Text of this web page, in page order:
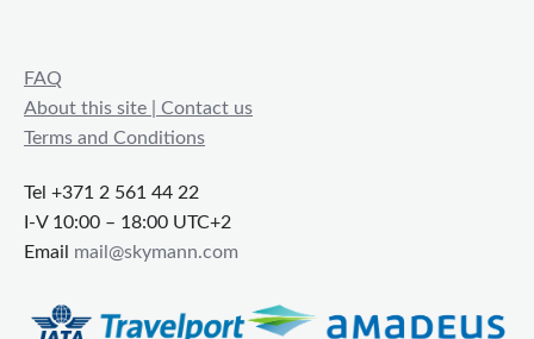
FAQ
About this site | Contact us
Terms and Conditions
Tel +371 2 561 44 22
I-V 10:00 – 18:00 UTC+2
Email mail@skymann.com